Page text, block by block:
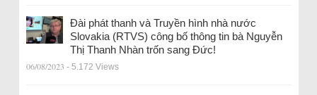
Đài phát thanh và Truyền hình nhà nước
Slovakia (RTVS) công bố thông tin bà Nguyễn
Thị Thanh Nhàn trốn sang Đức!
06/08/2023 - 5.172 Views